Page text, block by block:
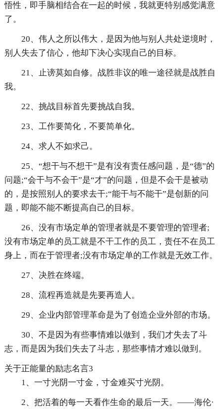
悟性，即手脑相结合在一起的时候，我就更特别感觉满意
了。
20、伟人之所以伟大，是因为他与别人共处逆境时，
别人失去了信心，他却下决心实现自己的目标。
21、止谤莫如自修。战胜非议的唯一途径就是战胜自
我。
22、挑战目标首先要挑战自我。
23、工作要简化，不要简单化。
24、求人不如求己。
25、“想干与不想干”是有没有责任感问题，是“德”的
问题;“会干与不会干”是“才”的问题，但是不会干是被动
的，是按照别人的要求去干;“能干与不能干”是创新的问
题，即能不能不断提高自己的目标。
26、没有市场定单的管理者就是不要管理的管理者;
没有市场定单的员工就是不干工作的员工，责任不在员工
身上，而在于管理者;没有市场定单的工作就是无效工作。
27、决胜在终端。
28、流程再造就是先要再造人。
29、企业内部管理革命是为了创造企业外部的市场。
30、不是因为有些事情难以做到，我们才失去了斗
志，而是因为我们失去了斗志，那些事情才难以做到。
关于正能量的励志名言3
1、一寸光阴一寸金，寸金难买寸光阴。
2、把活着的每一天看作生命的最后一天。——海伦·